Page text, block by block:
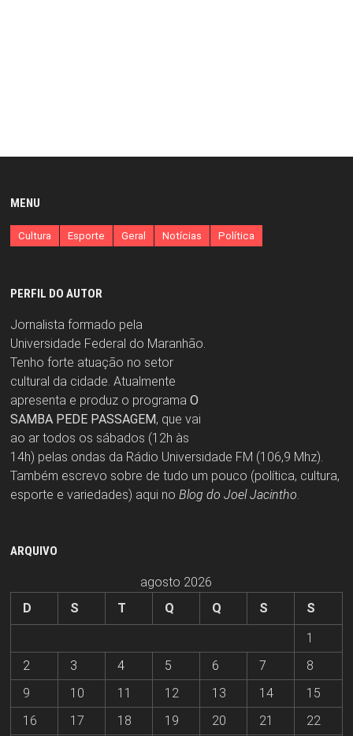
MENU
Cultura Esporte Geral Notícias Política
PERFIL DO AUTOR
Jornalista formado pela
Universidade Federal do Maranhão.
Tenho forte atuação no setor
cultural da cidade. Atualmente
apresenta e produz o programa O
SAMBA PEDE PASSAGEM, que vai
ao ar todos os sábados (12h às
14h) pelas ondas da Rádio Universidade FM (106,9 Mhz).
Também escrevo sobre de tudo um pouco (política, cultura,
esporte e variedades) aqui no Blog do Joel Jacintho.
ARQUIVO
agosto 2026
D
S T Q Q S
S
1
2
3 4 5 6 7
8
9
10 11 12 13 14
15
16
17 18 19 20 21 22